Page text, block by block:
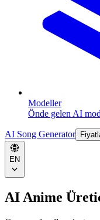
Modeller
Önde gelen AI
AI Song Generator
EN
AI Anime